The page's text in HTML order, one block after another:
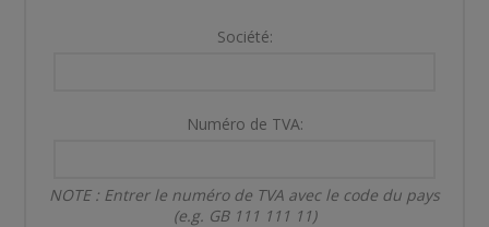
Société:
Numéro de TVA:
NOTE : Entrer le numéro de TVA avec le code du pays
(e.g. GB 111 111 11)